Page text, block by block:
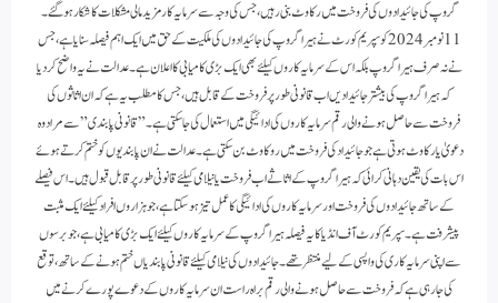
گروپ کی جائیدادوں کی فروخت میں رکاوٹ بنی رہیں، جس کی وجہ سے سرمایہ کار مزید مالی مشکلات کا شکار ہو گئے۔
11 نومبر 2024 کو سپریم کورٹ نے ہیرا گروپ کی جائیدادوں کی ملکیت کے حق میں ایک اہم فیصلہ سنایاہے، جس
نے نہ صرف ہیرا گروپ بلکہ اس کے سرمایہ کاروں کیلئے بھی ایک بڑی کامیابی کا اعلان ہے۔ عدالت نے یہ واضح کر دیا
کہ ہیرا گروپ کی بیشتر جائیدادیں اب قانونی طور پر فروخت کے قابل ہیں، جس کا مطلب یہ ہے کہ ان اثاثوں کی
فروخت سے حاصل ہونے والی رقم سرمایہ کاروں کی ادائیگی میں استعمال کی جا سکتی ہے۔”قانونی پابندی” سے مراد وہ
دعویٰ یا رکاوٹ ہوتی ہے جو جائیداد کی فروخت میں روکاوٹ بن سکتی ہے۔ عدالت نے ان پابندیوں کو ختم کرتے ہوئے
اس بات کی یقین دہانی کرائی کہ ہیرا گروپ کے اثاثے اب فروخت یا نیلامی کیلئے قانونی طور پر قابل قبول ہیں۔ اس فیصلے
کے ساتھ جائیدادوں کی فروخت اور سرمایہ کاروں کی ادائیگی کا عمل تیز ہو سکتا ہے، جو ہزاروں افراد کیلئے ایک مثبت
پیشرفت ہے۔سپریم کورٹ آف انڈیا کا یہ فیصلہ ہیرا گروپ کے سرمایہ کاروں کیلئے ایک بڑی کامیابی ہے، جو برسوں
سے اپنی سرمایہ کاری کی واپسی کے لیے منتظر تھے۔ جائیدادوں کی نیلامی کیلئے قانونی پابندیاں ختم ہونے کے ساتھ، توقع
کی جا رہی ہے کہ فروخت سے حاصل ہونے والی رقم براہ راست ان سرمایہ کاروں کے دعوے پورے کرنے میں